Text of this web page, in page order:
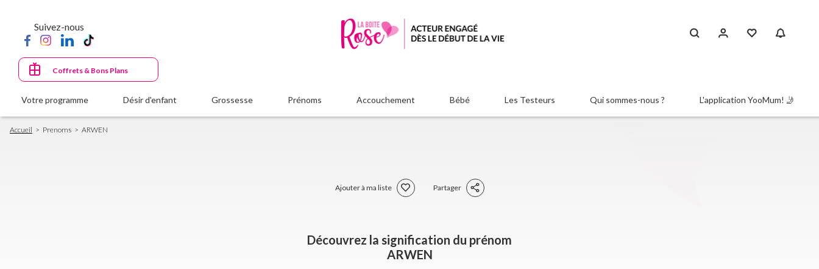
principal
Suivez-nous
Coffrets & Bons Plans
Votre programme Désir d'enfant Grossesse Prénoms Accouchement Bébé Les Testeurs Qui sommes-nous ? L'application YooMum! 🤳
Fil
d'Ariane
Accueil Prenoms ARWEN
Ajouter à ma liste Partager
Découvrez la signification du prénom
ARWEN